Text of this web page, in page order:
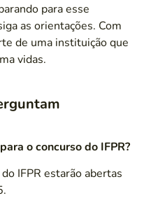
para esse
as orientações. Com
de uma instituição que
vidas.
o concurso do IFPR?
IFPR estarão abertas